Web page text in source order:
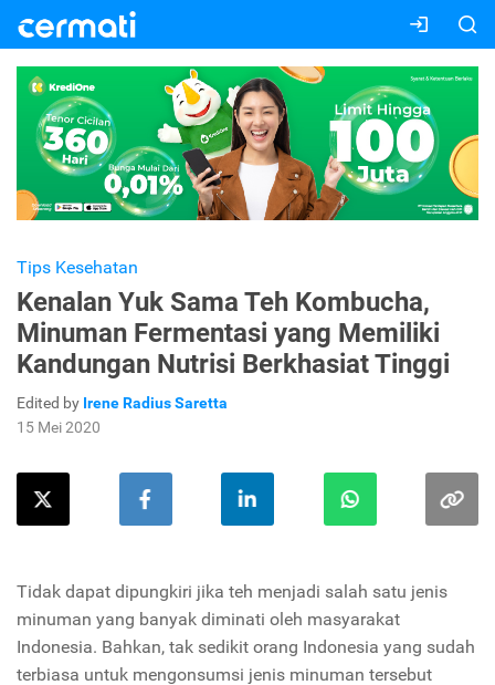
Tips Kesehatan
Kenalan Yuk Sama Teh Kombucha,
Minuman Fermentasi yang Memiliki
Kandungan Nutrisi Berkhasiat Tinggi
Edited by Irene Radius Saretta
15 Mei 2020
Tidak dapat dipungkiri jika teh menjadi salah satu jenis
minuman yang banyak diminati oleh masyarakat
Indonesia. Bahkan, tak sedikit orang Indonesia yang sudah
terbiasa untuk mengonsumsi jenis minuman tersebut